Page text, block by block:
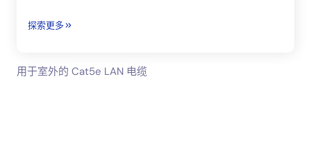
探索更多
用于室外的 Cat5e LAN 电缆